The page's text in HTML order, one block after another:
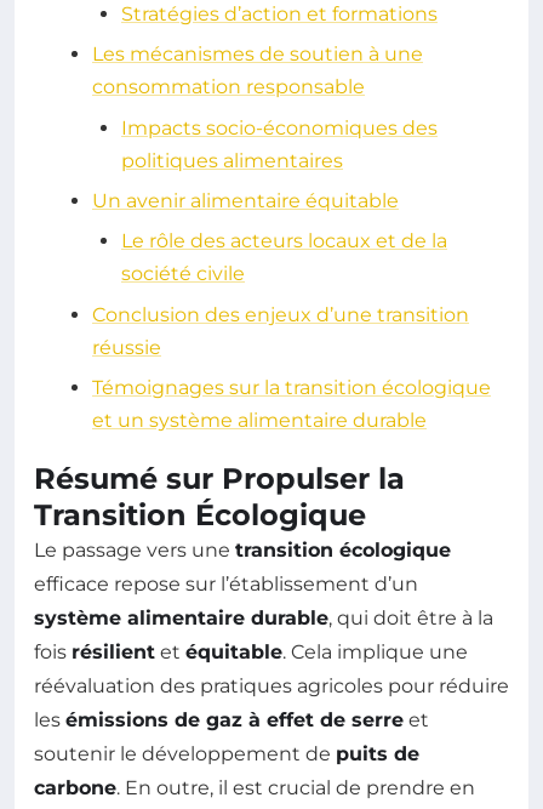
Stratégies d’action et formations
Les mécanismes de soutien à une
consommation responsable
Impacts socio-économiques des
politiques alimentaires
Un avenir alimentaire équitable
Le rôle des acteurs locaux et de la
société civile
Conclusion des enjeux d’une transition
réussie
Témoignages sur la transition écologique
et un système alimentaire durable
Résumé sur Propulser la
Transition Écologique
Le passage vers une transition écologique
efficace repose sur l’établissement d’un
système alimentaire durable, qui doit être à la
fois résilient et équitable. Cela implique une
réévaluation des pratiques agricoles pour réduire
les émissions de gaz à effet de serre et
soutenir le développement de puits de
carbone. En outre, il est crucial de prendre en